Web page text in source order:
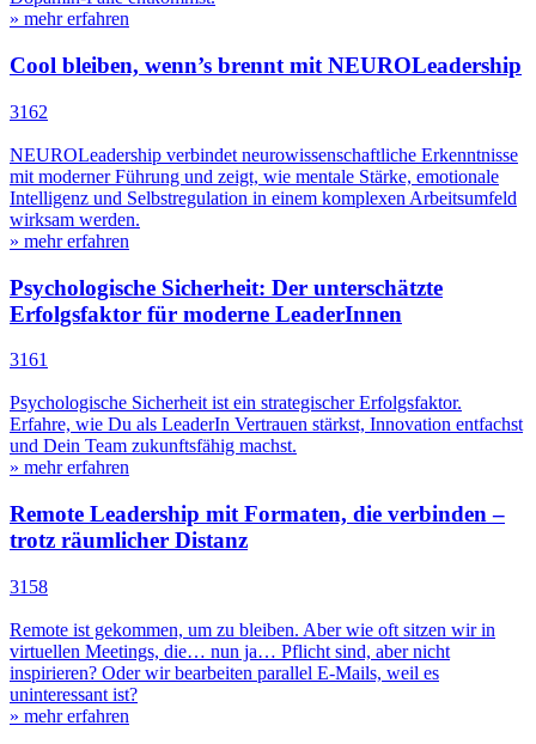
» mehr erfahren
Cool bleiben, wenn’s brennt mit NEUROLeadership
3162
NEUROLeadership verbindet neurowissenschaftliche Erkenntnisse
mit moderner Führung und zeigt, wie mentale Stärke, emotionale
Intelligenz und Selbstregulation in einem komplexen Arbeitsumfeld
wirksam werden.
» mehr erfahren
Psychologische Sicherheit: Der unterschätzte
Erfolgsfaktor für moderne LeaderInnen
3161
Psychologische Sicherheit ist ein strategischer Erfolgsfaktor.
Erfahre, wie Du als LeaderIn Vertrauen stärkst, Innovation entfachst
und Dein Team zukunftsfähig machst.
» mehr erfahren
Remote Leadership mit Formaten, die verbinden –
trotz räumlicher Distanz
3158
Remote ist gekommen, um zu bleiben. Aber wie oft sitzen wir in
virtuellen Meetings, die… nun ja… Pflicht sind, aber nicht
inspirieren? Oder wir bearbeiten parallel E-Mails, weil es
uninteressant ist?
» mehr erfahren